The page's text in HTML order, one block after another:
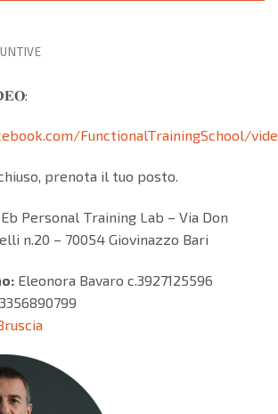
FunctionalTrainingSchool/
prenota il tuo posto.
Eb Personal Training Lab – Via Don
n.20 – 70054 Giovinazzo Bari
Eleonora Bavaro c.3927125596